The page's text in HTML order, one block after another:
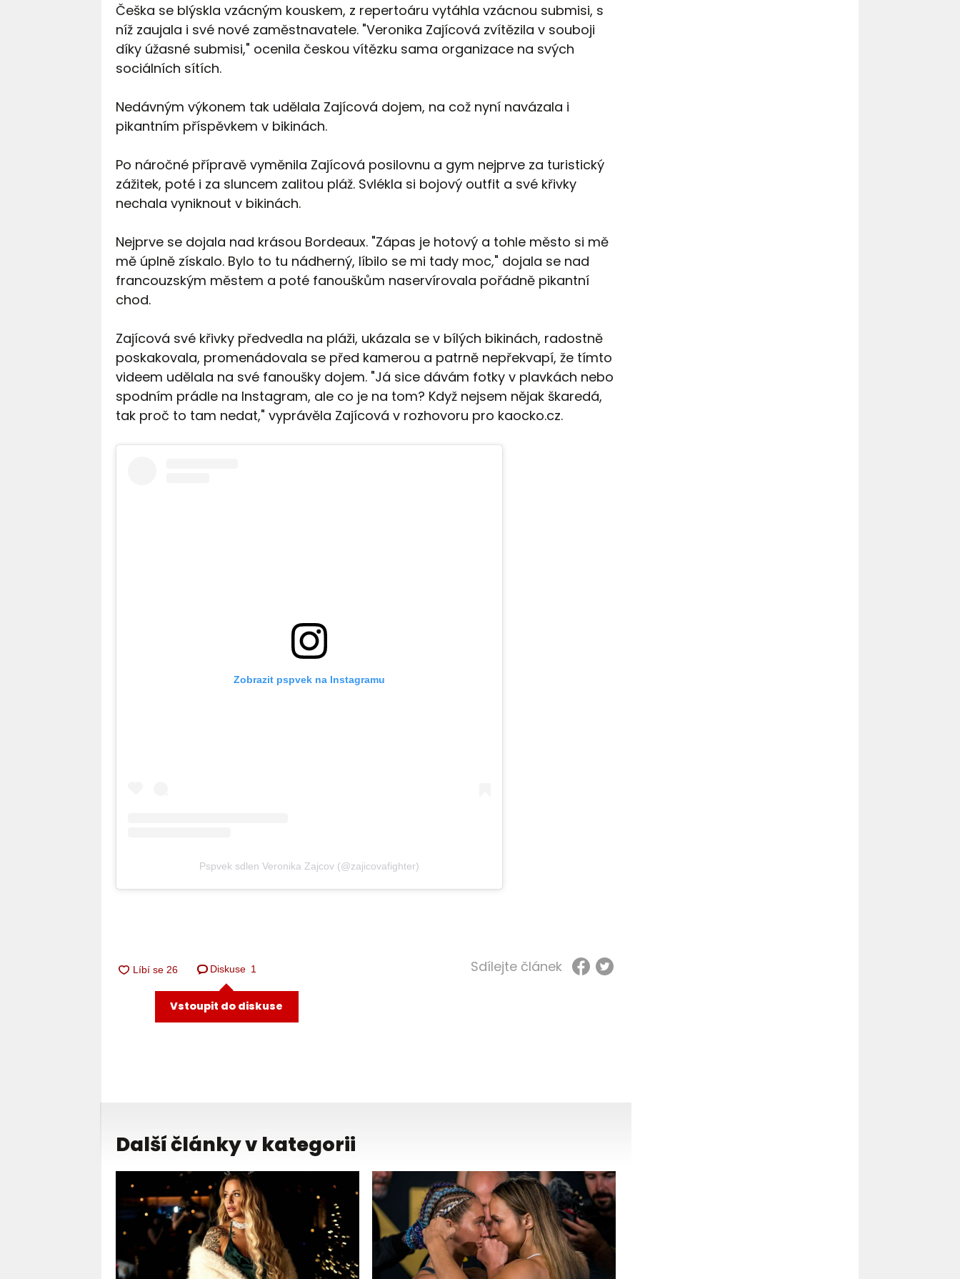
Češka se blýskla vzácným kouskem, z repertoáru vytáhla vzácnou submisi, s
níž zaujala i své nové zaměstnavatele. "Veronika Zajícová zvítězila v souboji
díky úžasné submisi," ocenila českou vítězku sama organizace na svých
sociálních sítích.
Nedávným výkonem tak udělala Zajícová dojem, na což nyní navázala i
pikantním příspěvkem v bikinách.
Po náročné přípravě vyměnila Zajícová posilovnu a gym nejprve za turistický
zážitek, poté i za sluncem zalitou pláž. Svlékla si bojový outfit a své křivky
nechala vyniknout v bikinách.
Nejprve se dojala nad krásou Bordeaux. "Zápas je hotový a tohle město si mě
mě úplně získalo. Bylo to tu nádherný, líbilo se mi tady moc," dojala se nad
francouzským městem a poté fanouškům naservírovala pořádně pikantní
chod.
Zajícová své křivky předvedla na pláži, ukázala se v bílých bikinách, radostně
poskakovala, promenádovala se před kamerou a patrně nepřekvapí, že tímto
videem udělala na své fanoušky dojem. "Já sice dávám fotky v plavkách nebo
spodním prádle na Instagram, ale co je na tom? Když nejsem nějak škaredá,
tak proč to tam nedat," vyprávěla Zajícová v rozhovoru pro kaocko.cz.
Zobrazit pspvek na Instagramu
Pspvek sdlen Veronika Zajcov (@zajicovafighter)
Diskuse 1
Vstoupit do diskuse
Sdílejte článek
Další články v kategorii